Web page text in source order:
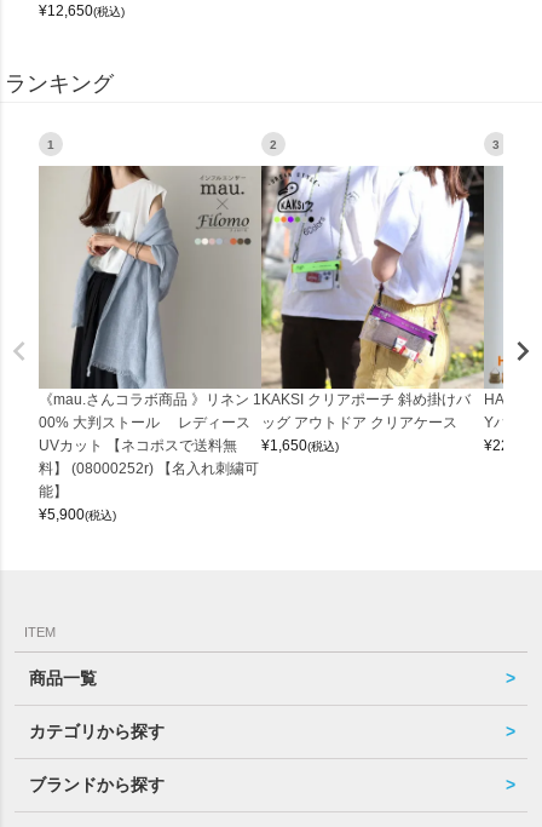
¥12,650(税込)
ランキング
1
《mau.さんコラボ商品 》リネン 1
00% 大判ストール レディース
UVカット 【ネコポスで送料無
料】 (08000252r) 【名入れ刺繍可
能】
¥5,900(税込)
2
KAKSI クリアポーチ 斜め掛けバ
ッグ アウトドア クリアケース
¥1,650(税込)
3
Yバッグ
¥22,000
ITEM
商品一覧
カテゴリから探す
ブランドから探す